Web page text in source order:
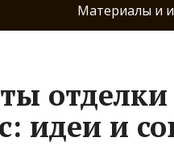
Материалы и
отделки
идеи и